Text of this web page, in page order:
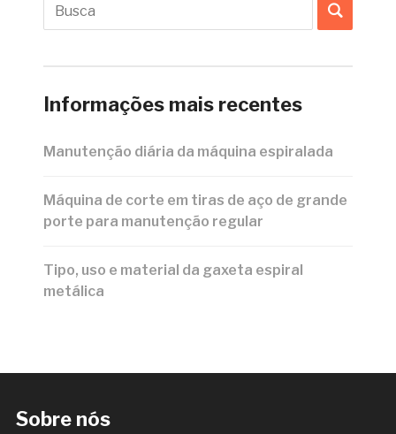
Informações mais recentes
Manutenção diária da máquina espiralada
Máquina de corte em tiras de aço de grande
porte para manutenção regular
Tipo, uso e material da gaxeta espiral
metálica
Sobre nós